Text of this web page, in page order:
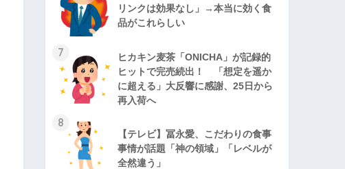
リンクは効果なし」→本当に効く食
品がこれらしい
7
ヒカキン麦茶「ONICHA」が記録的
ヒットで完売続出！ 「想定を遥か
に超える」大反響に感謝、25日から
再入荷へ
8
【テレビ】冨永愛、こだわりの食事
事情が話題「神の領域」「レベルが
全然違う」